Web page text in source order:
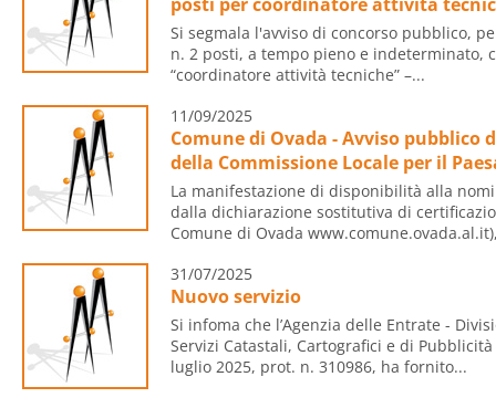
Si segmala l'avviso di concorso pubblico,
n. 2 posti, a tempo pieno e indeterminato,
“coordinatore attività tecniche” –...
11/09/2025
Comune di Ovada - Avviso pubblico
della Commissione Locale per il
La manifestazione di disponibilità alla
dalla dichiarazione sostitutiva di
Comune di Ovada
31/07/2025
Nuovo servizio
Si infoma che l’Agenzia delle Entrate -
Servizi Catastali, Cartografici e di
luglio 2025, prot. n. 310986, ha fornito...